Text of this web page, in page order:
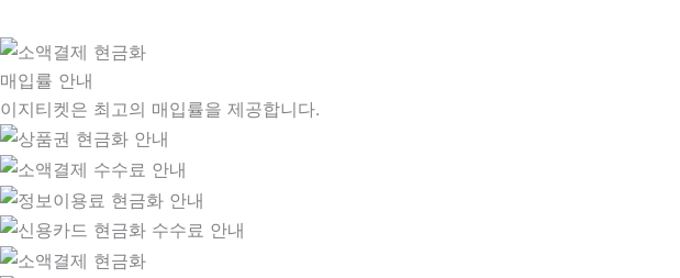
매입률 안내
이지티켓은 최고의 매입률을 제공합니다.